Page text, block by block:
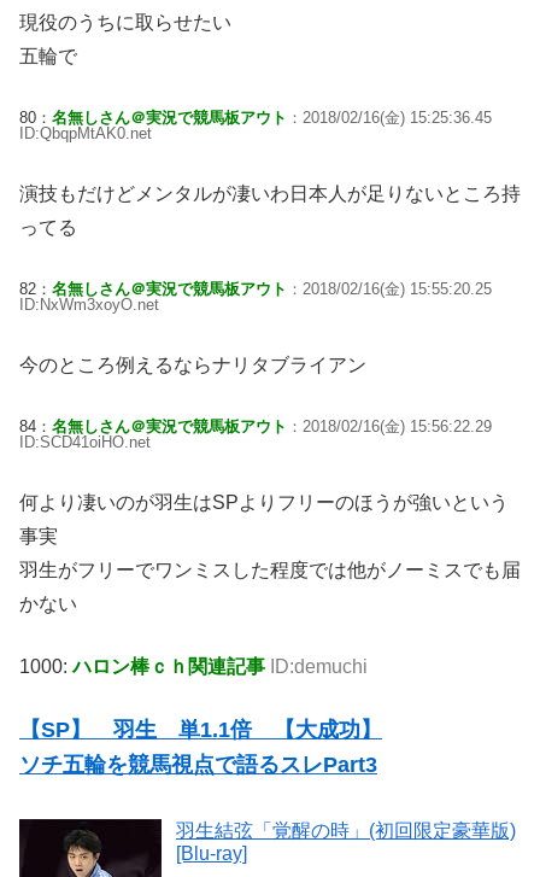
現役のうちに取らせたい
五輪で
80： 名無しさん＠実況で競馬板アウト ：2018/02/16(金) 15:25:36.45
ID:QbqpMtAK0.net
演技もだけどメンタルが凄いわ日本人が足りないところ持
ってる
82： 名無しさん＠実況で競馬板アウト ：2018/02/16(金) 15:55:20.25
ID:NxWm3xoyO.net
今のところ例えるならナリタブライアン
84： 名無しさん＠実況で競馬板アウト ：2018/02/16(金) 15:56:22.29
ID:SCD41oiHO.net
何より凄いのが羽生はSPよりフリーのほうが強いという
事実
羽生がフリーでワンミスした程度では他がノーミスでも届
かない
1000:ハロン棒ｃｈ関連記事 ID:demuchi
【SP】 羽生 単1.1倍 【大成功】
ソチ五輪を競馬視点で語るスレPart3
羽生結弦「覚醒の時」(初回限定豪華版)
[Blu-ray]